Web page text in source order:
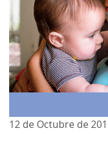
12 de Octubre de